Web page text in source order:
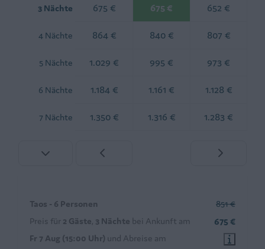
3 Nächte 675 € 675 € 652 €
4 Nächte 864 € 840 € 807 €
5 Nächte 1.029 € 995 € 973 €
6 Nächte 1.184 € 1.161 € 1.128 €
7 Nächte 1.350 € 1.316 € 1.283 €
851 €
675 €
Taos - 6 Personen
Preis für 2 Gäste, 3 Nächte bei Ankunft am
Fr 7 Aug (15:00 Uhr) und Abreise am